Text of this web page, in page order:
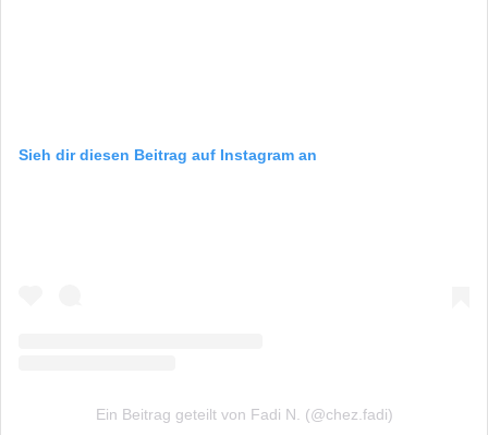
Sieh dir diesen Beitrag auf Instagram an
Ein Beitrag geteilt von Fadi N. (@chez.fadi)